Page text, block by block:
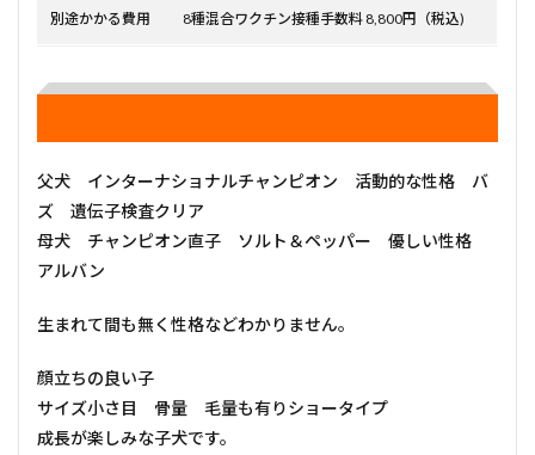
別途かかる費用 8種混合ワクチン接種手数料 8,800円（税込)
父犬 インターナショナルチャンピオン 活動的な性格 バ
ズ 遺伝子検査クリア
母犬 チャンピオン直子 ソルト＆ペッパー 優しい性格
アルバン
生まれて間も無く性格などわかりません。
顔立ちの良い子
サイズ小さ目 骨量 毛量も有りショータイプ
成長が楽しみな子犬です。